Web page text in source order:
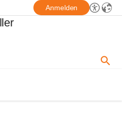
Anmelden